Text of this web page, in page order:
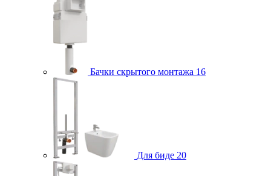
Бачки скрытого монтажа 16
Для биде 20